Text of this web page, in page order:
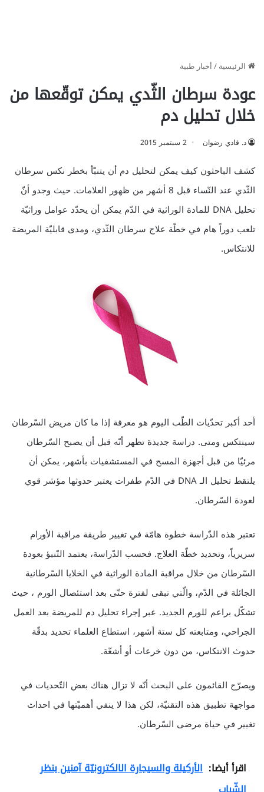
الرئيسية/أخبار طبية
عودة سرطان الثّدي يمكن توقّعها من
خلال تحليل دم
د. فادي رضوان 2 سبتمبر 2015
كشف الباحثون كيف يمكن لتحليل دم أن يتنبّأ بخطر نكس سرطان
الثّدي عند النّساء قبل 8 أشهر من ظهور العلامات. حيث وجدو أنّ
تحليل DNA للمادة الوراثية في الدّم يمكن أن يحدّد عوامل وراثيّة
تلعب دوراً هام في خطّة علاج سرطان الثّدي، ومدى قابليّة المريضة
للانتكاس.
أحد أكبر تحدّيات الطّب اليوم هو معرفة إذا ما كان مريض السّرطان
سينتكس ومتى. دراسة جديدة تظهر أنّه قبل أن يصبح السّرطان
مرئيّا من قبل أجهزة المسح في المستشفيات بأشهر، يمكن أن
يلتقط تحليل الـ DNA في الدّم طفرات يعتبر حدوثها مؤشر قوي
لعودة السّرطان.
تعتبر هذه الدّراسة خطوة هامّة في تغيير طريقة مراقبة الأورام
سريرياً، وتحديد خطّة العلاج. فحسب الدّراسة، يعتمد التّنبؤ بعودة
السّرطان من خلال مراقبة المادة الوراثية في الخلايا السّرطانية
الجائلة في الدّم، والّتي تبقى لفترة حتّى بعد استئصال الورم ، حيث
تشكّل براعم للورم الجديد. عبر إجراء تحليل دم للمريضة بعد العمل
الجراحي، ومتابعته كل ستة أشهر، استطاع العلماء تحديد بدقّة
حدوث الانتكاس، من دون خرعات أو أشعّة.
ويصرّح القائمون على البحث أنّه لا تزال هناك بعض التّحديات في
مواجهة تطبيق هذه التقنيّة، لكن هذا لا ينفي أهميّتها في احداث
تغيير في حياة مرضى السّرطان.
اقرأ أيضا: الأركيلة والسيجارة الالكترونيّة آمنين بنظر